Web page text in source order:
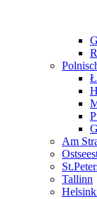
Am
Tallinn